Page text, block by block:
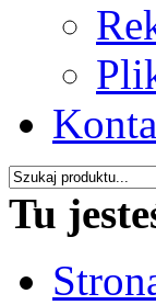
Tu